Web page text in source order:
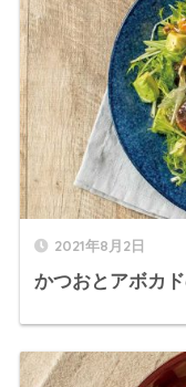
2021年8月2日
かつおとアボカ